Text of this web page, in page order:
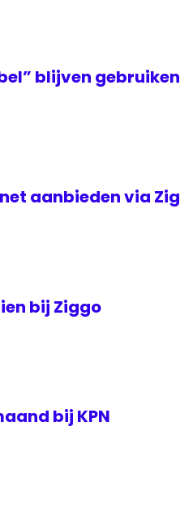
blijven gebruiken
aanbieden via
bij Ziggo
bij KPN